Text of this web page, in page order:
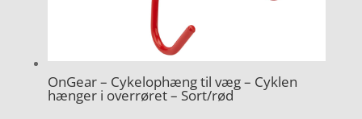
OnGear – Cykelophæng til væg – Cyklen
hænger i overrøret – Sort/rød